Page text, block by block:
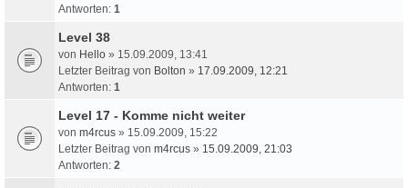
Antworten: 1
Level 38
von Hello » 15.09.2009, 13:41
Letzter Beitrag von Bolton » 17.09.2009, 12:21
Antworten: 1
Level 17 - Komme nicht weiter
von m4rcus » 15.09.2009, 15:22
Letzter Beitrag von m4rcus » 15.09.2009, 21:03
Antworten: 2